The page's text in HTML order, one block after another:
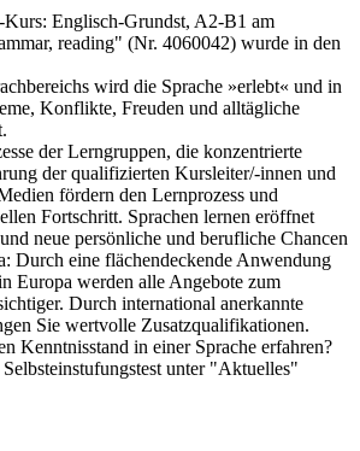
Englisch-Grundst, A2-B1 am
reading" (Nr. 4060042) wurde in den
wird die Sprache »erlebt« und in
Konflikte, Freuden und alltägliche
der Lerngruppen, die konzentrierte
der qualifizierten Kursleiter/-innen und
fördern den Lernprozess und
Fortschritt. Sprachen lernen eröffnet
neue persönliche und berufliche Chancen
Durch eine flächendeckende Anwendung
Europa werden alle Angebote zum
Durch international anerkannte
Sie wertvolle Zusatzqualifikationen.
Kenntnisstand in einer Sprache erfahren?
unter "Aktuelles"